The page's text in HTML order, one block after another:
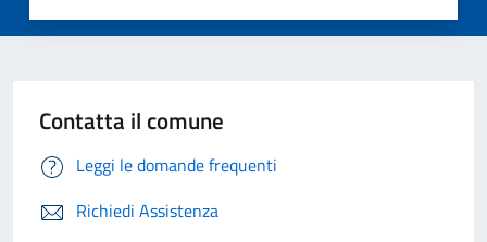
Contatta il comune
Leggi le domande frequenti
Richiedi Assistenza